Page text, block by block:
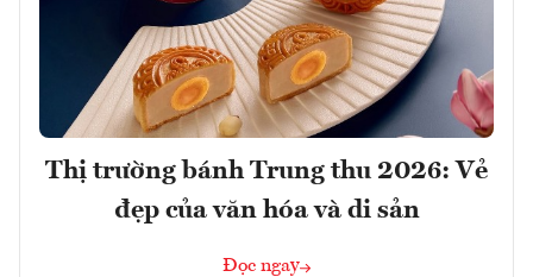
Thị trường bánh Trung thu 2026: Vẻ
đẹp của văn hóa và di sản
Đọc ngay